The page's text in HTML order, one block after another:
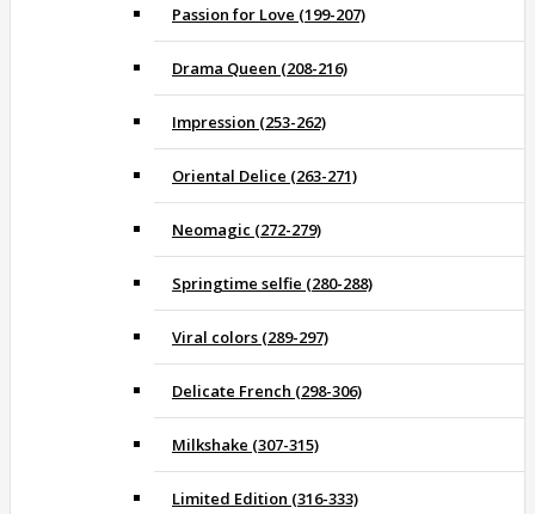
Passion for Love (199-207)
Drama Queen (208-216)
Impression (253-262)
Oriental Delice (263-271)
Neomagic (272-279)
Springtime selfie (280-288)
Viral colors (289-297)
Delicate French (298-306)
Milkshake (307-315)
Limited Edition (316-333)